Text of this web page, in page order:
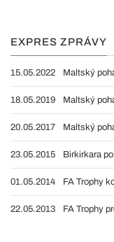
EXPRES ZPRÁVY
15.05.2022 Maltský
18.05.2019 Maltský
20.05.2017 Maltský
23.05.2015 Birkirkara
01.05.2014 FA Trophy
22.05.2013 FA Trophy